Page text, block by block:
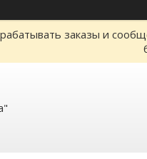
заказы и